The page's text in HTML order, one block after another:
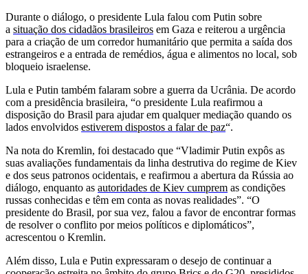
Durante o diálogo, o presidente Lula falou com Putin sobre
a situação dos cidadãos brasileiros em Gaza e reiterou a urgência
para a criação de um corredor humanitário que permita a saída dos
estrangeiros e a entrada de remédios, água e alimentos no local, sob
bloqueio israelense.
Lula e Putin também falaram sobre a guerra da Ucrânia. De acordo
com a presidência brasileira, “o presidente Lula reafirmou a
disposição do Brasil para ajudar em qualquer mediação quando os
lados envolvidos estiverem dispostos a falar de paz“.
Na nota do Kremlin, foi destacado que “Vladimir Putin expôs as
suas avaliações fundamentais da linha destrutiva do regime de Kiev
e dos seus patronos ocidentais, e reafirmou a abertura da Rússia ao
diálogo, enquanto as autoridades de Kiev cumprem as condições
russas conhecidas e têm em conta as novas realidades”. “O
presidente do Brasil, por sua vez, falou a favor de encontrar formas
de resolver o conflito por meios políticos e diplomáticos”,
acrescentou o Kremlin.
Além disso, Lula e Putin expressaram o desejo de continuar a